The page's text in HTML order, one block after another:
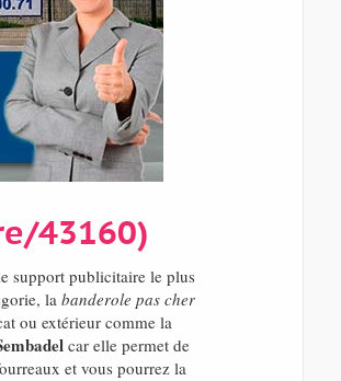
43160)
support publicitaire le plus
la banderole pas cher
ou extérieur comme la
car elle permet de
et vous pourrez la